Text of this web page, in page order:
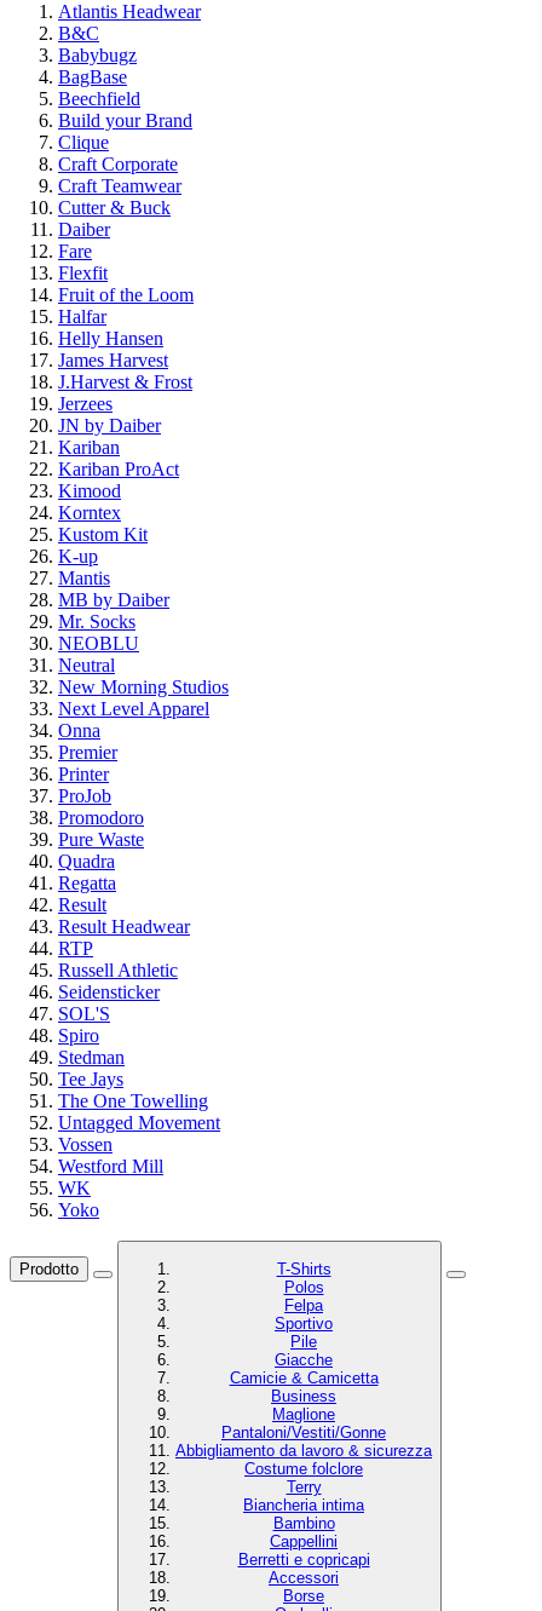
Atlantis Headwear
B&C
Babybugz
BagBase
Beechfield
Build your Brand
Clique
Craft Corporate
Craft Teamwear
Cutter & Buck
Daiber
Fare
Flexfit
Fruit of the Loom
Halfar
Helly Hansen
James Harvest
J.Harvest & Frost
Jerzees
JN by Daiber
Kariban
Kariban ProAct
Kimood
Korntex
Kustom Kit
K-up
Mantis
MB by Daiber
Mr. Socks
NEOBLU
Neutral
New Morning Studios
Next Level Apparel
Onna
Premier
Printer
ProJob
Promodoro
Pure Waste
Quadra
Regatta
Result
Result Headwear
RTP
Russell Athletic
Seidensticker
SOL'S
Spiro
Stedman
Tee Jays
The One Towelling
Untagged Movement
Vossen
Westford Mill
WK
Yoko
Prodotto
T-Shirts
Polos
Felpa
Sportivo
Pile
Giacche
Camicie & Camicetta
Business
Maglione
Pantaloni/Vestiti/Gonne
Abbigliamento da lavoro & sicurezza
Costume folclore
Terry
Biancheria intima
Bambino
Cappellini
Berretti e copricapi
Accessori
Borse